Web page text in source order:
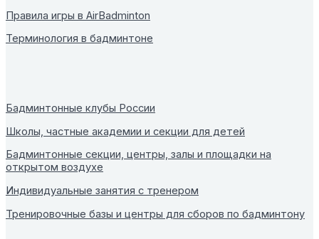
Правила игры в AirBadminton
Терминология в бадминтоне
Бадминтонные клубы России
Школы, частные академии и секции для детей
Бадминтонные секции, центры, залы и площадки на
открытом воздухе
Индивидуальные занятия с тренером
Тренировочные базы и центры для сборов по бадминтону